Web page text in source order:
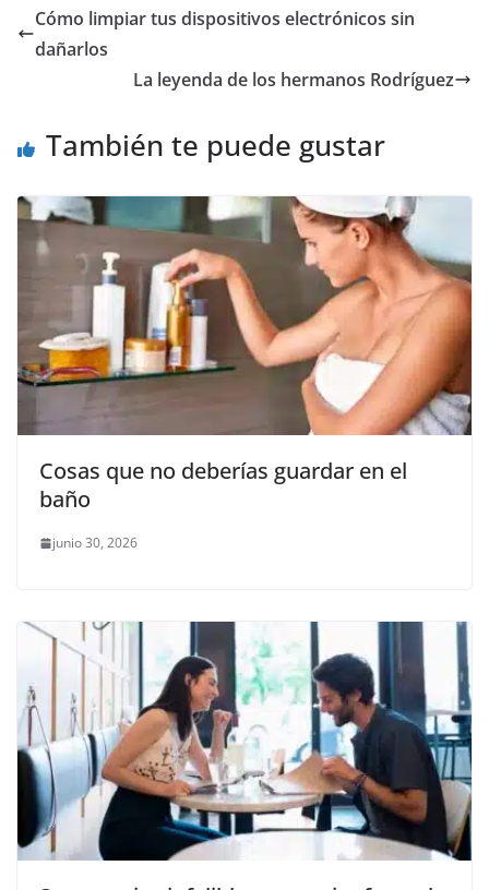
e
b
k
er l s
p
y
n
gr
m
e
Cómo limpiar tus dispositivos electrónicos sin
dañarlos
La leyenda de los hermanos Rodríguez
También te puede gustar
Cosas que no deberías guardar en el
baño
junio 30, 2026